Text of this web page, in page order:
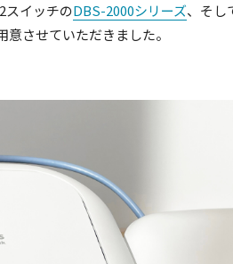
スイッチのDBS-2000シリーズ、そし
させていただきました。